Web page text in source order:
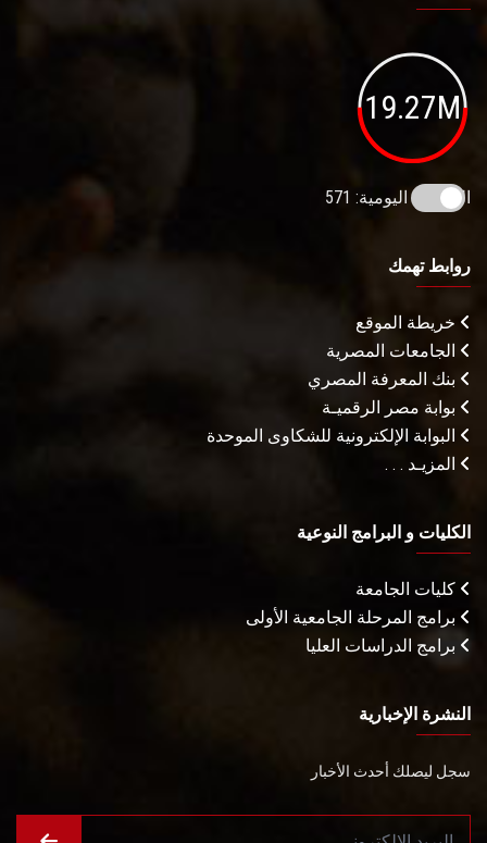
19.27M
الزيارات اليومية: 571
روابط تهمك
خريطة الموقع
الجامعات المصرية
بنك المعرفة المصري
بوابة مصر الرقميـة
البوابة الإلكترونية للشكاوى الموحدة
المزيـد . . .
الكليات و البرامج النوعية
كليات الجامعة
برامج المرحلة الجامعية الأولى
برامج الدراسات العليا
النشرة الإخبارية
سجل ليصلك أحدث الأخبار